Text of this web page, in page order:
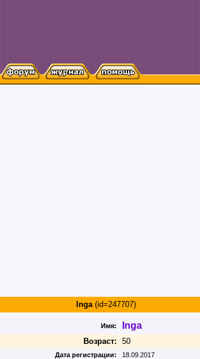
Inga(id=247707)
Имя: Inga
Возраст: 50
Дата регистрации: 18.09.2017